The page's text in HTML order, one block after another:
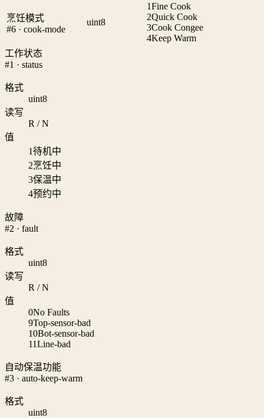
烹饪模式
#6 · cook-mode
uint8
1Fine Cook
2Quick Cook
3Cook Congee
4Keep Warm
工作状态
#1 · status
格式
uint8
读写
R / N
值
1待机中
2烹饪中
3保温中
4预约中
故障
#2 · fault
格式
uint8
读写
R / N
值
0No Faults
9Top-sensor-bad
10Bot-sensor-bad
11Line-bad
自动保温功能
#3 · auto-keep-warm
格式
uint8